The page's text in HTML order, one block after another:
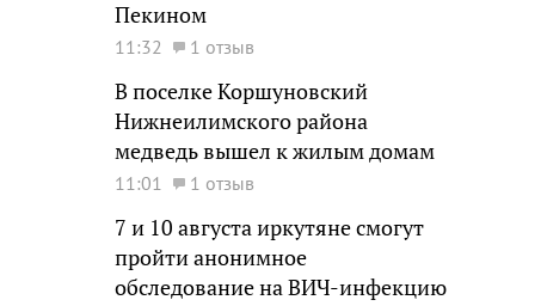
Пекином
11:32 1 отзыв
В поселке Коршуновский
Нижнеилимского района
медведь вышел к жилым домам
11:01 1 отзыв
7 и 10 августа иркутяне смогут
пройти анонимное
обследование на ВИЧ-инфекцию